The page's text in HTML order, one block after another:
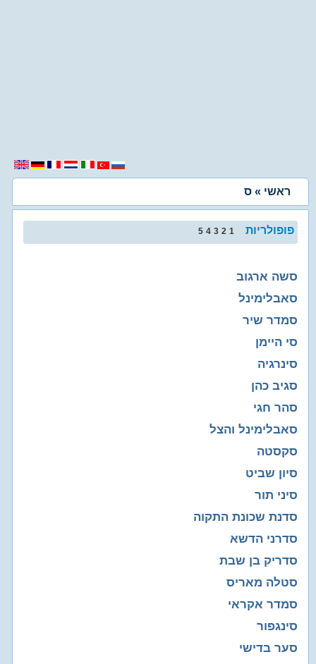
ראשי » ס
5 4 3 2 1 פופולריות
סשה ארגוב
סאבלימינל
סמדר שיר
סי היימן
סינרגיה
סגיב כהן
סהר חגי
סאבלימינל והצל
סקסטה
סיון שביט
סיני תור
סדנת שכונת התקוה
סדרני הדשא
סדריק בן שבת
סטלה מאריס
סמדר אקראי
סינגפור
סער בדישי